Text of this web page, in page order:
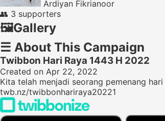
Ardiyan Fikrianoor
👥 3 supporters
🖼️Gallery
☰ About This Campaign
Twibbon Hari Raya 1443 H 2022
Created on Apr 22, 2022
Kita telah menjadi seorang pemenang
twb.nz/twibbonhariraya20221